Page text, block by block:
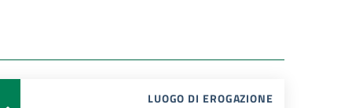
LUOGO DI EROGAZIONE